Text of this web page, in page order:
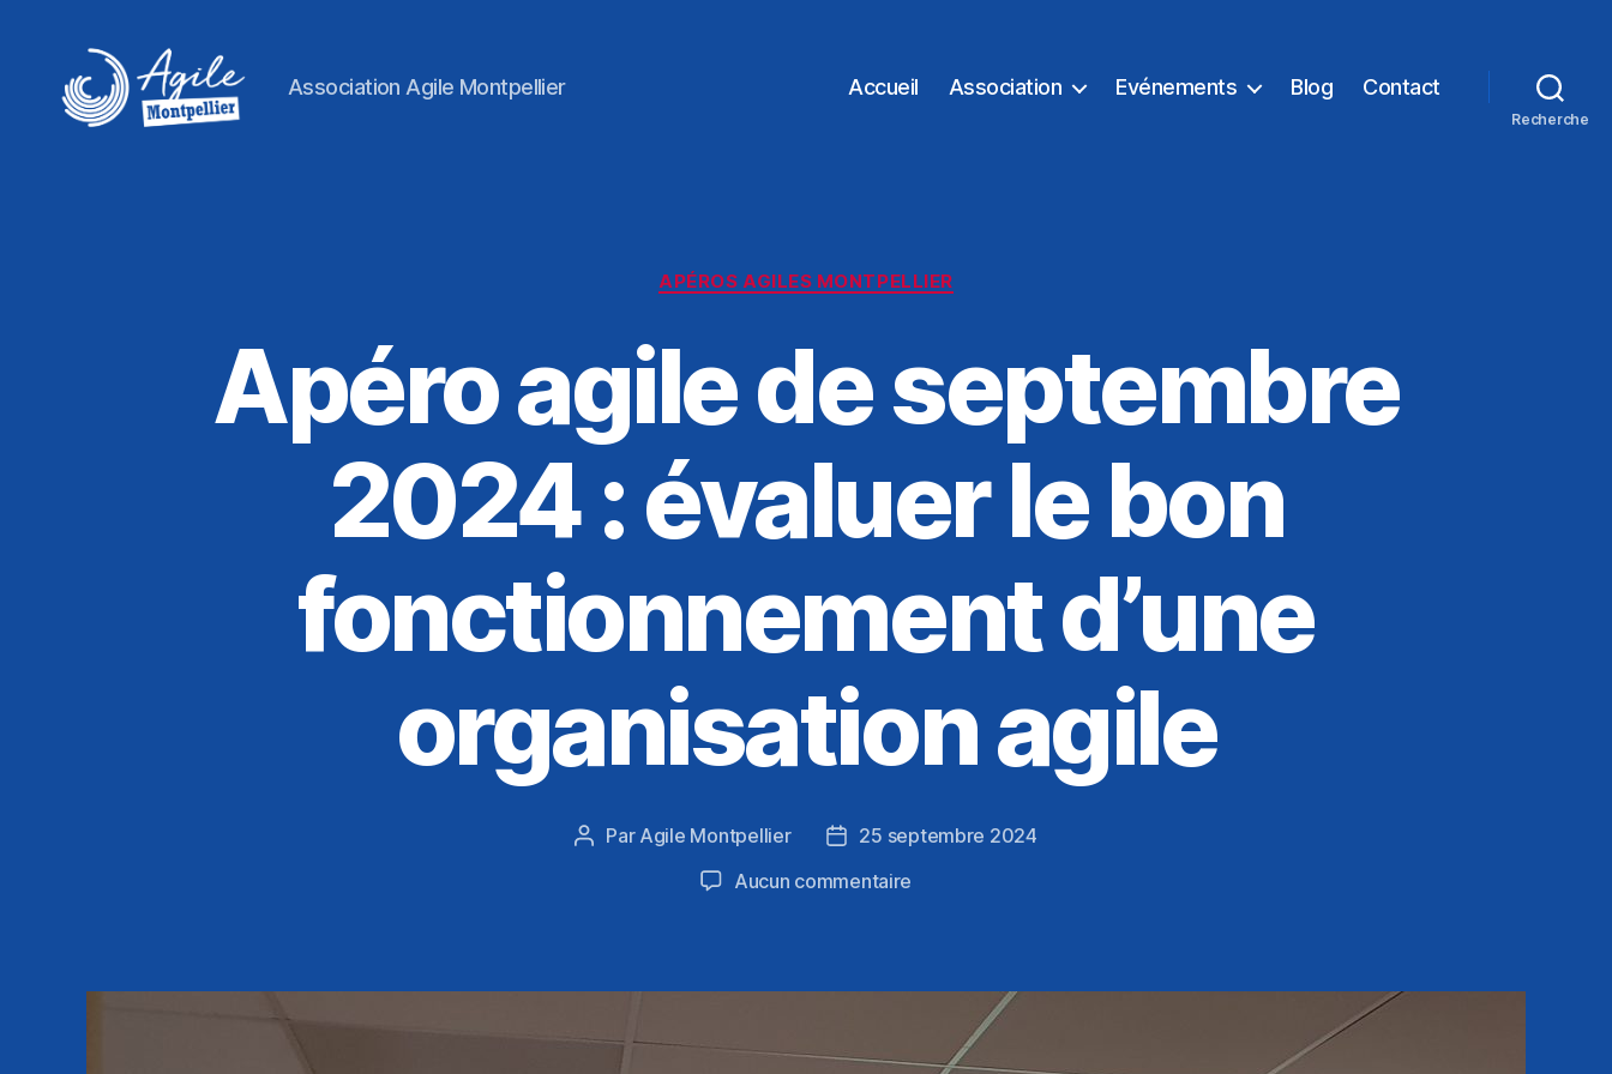
Association Agile Montpellier Accueil Association Evénements Blog Contact
Recherche
Catégories
APÉROS AGILES MONTPELLIER
Apéro agile de septembre
2024 : évaluer le bon
fonctionnement d’une
organisation agile
Auteur
Par Agile Montpellier
Date
l’article
25 septembre 2024
Aucun commentaire
septembre